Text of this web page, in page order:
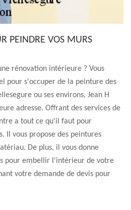
PEINDRE VOS MURS
rénovation intérieure ? Vous
pour s'occuper de la peinture des
ou ses environs, Jean H
adresse. Offrant des services de
a tout ce qu'il faut pour
Il vous propose des peintures
De plus, il vous donne
pour embellir l'intérieur de votre
votre demande de devis pour